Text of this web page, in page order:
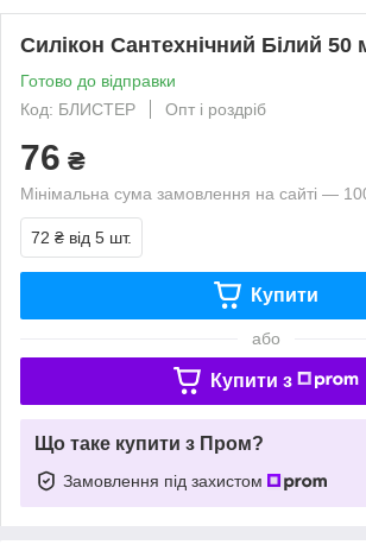
Силікон Сантехнічний Білий 50
Готово до відправки
Код: БЛИСТЕР
Опт і роздріб
76 ₴
Мінімальна сума замовлення на сайті —
72 ₴ від 5 шт.
Купити
або
Купити з
Що таке купити з Пром?
Замовлення під захистом